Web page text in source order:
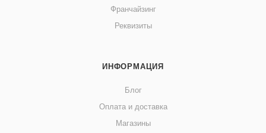
Франчайзинг
Реквизиты
ИНФОРМАЦИЯ
Блог
Оплата и доставка
Магазины